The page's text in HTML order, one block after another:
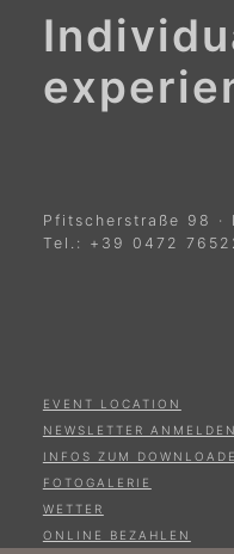
Pfitscherstraße 98 · I
Tel.: +39 0472
EVENT LOCATION
NEWSLETTER ANMELDEN
INFOS ZUM
FOTOGALERIE
WETTER
ONLINE BEZAHLEN